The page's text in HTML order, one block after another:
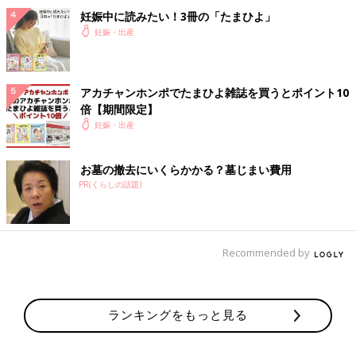
て昼食！さらにベッドの上で4時間過ごしたあと、麻酔のカテー
テルを抜いて終わり！
麻酔が切れてから
フェンで痛みを抑えられるし、鎮痛剤が切れても我慢できる程
1人目のときは計画和痛予定が、入院予定日前日、夜間に陣痛が
来てしまい...麻酔科医の出勤を待ってからの和痛対応だったから
か、麻酔の恩恵をほとんど受けられず...(むしろ出産時はめちゃく
ちゃ痛かった)
麻酔が効かなくてめちゃくちゃ痛い最悪のパターンも想定して臨
んだお産でしたが、この痛みならすぐ忘れられる！と思える程度
の痛みしかなく、穏やかなお産でした！！(最大の痛みでも、子
宮口5〜6cmの陣痛の痛みくらいにおさまってた気がします！無
痛だともっと痛みが取れるのだと思います！)
・ラミナリア入れるとき、抜くとき
・硬膜外麻酔のカテーテルを入れたときに足がしびれたこと
妊娠中に読みたい！3冊の「たまひよ」
妊娠・出産
アカチャンホンポでたまひよ雑誌を買うとポイント10
倍【期間限定】
妊娠・出産
お墓の撤去にいくらかかる？墓じまい費用
PR(くらしの話題)
Recommended by
ランキングをもっと見る